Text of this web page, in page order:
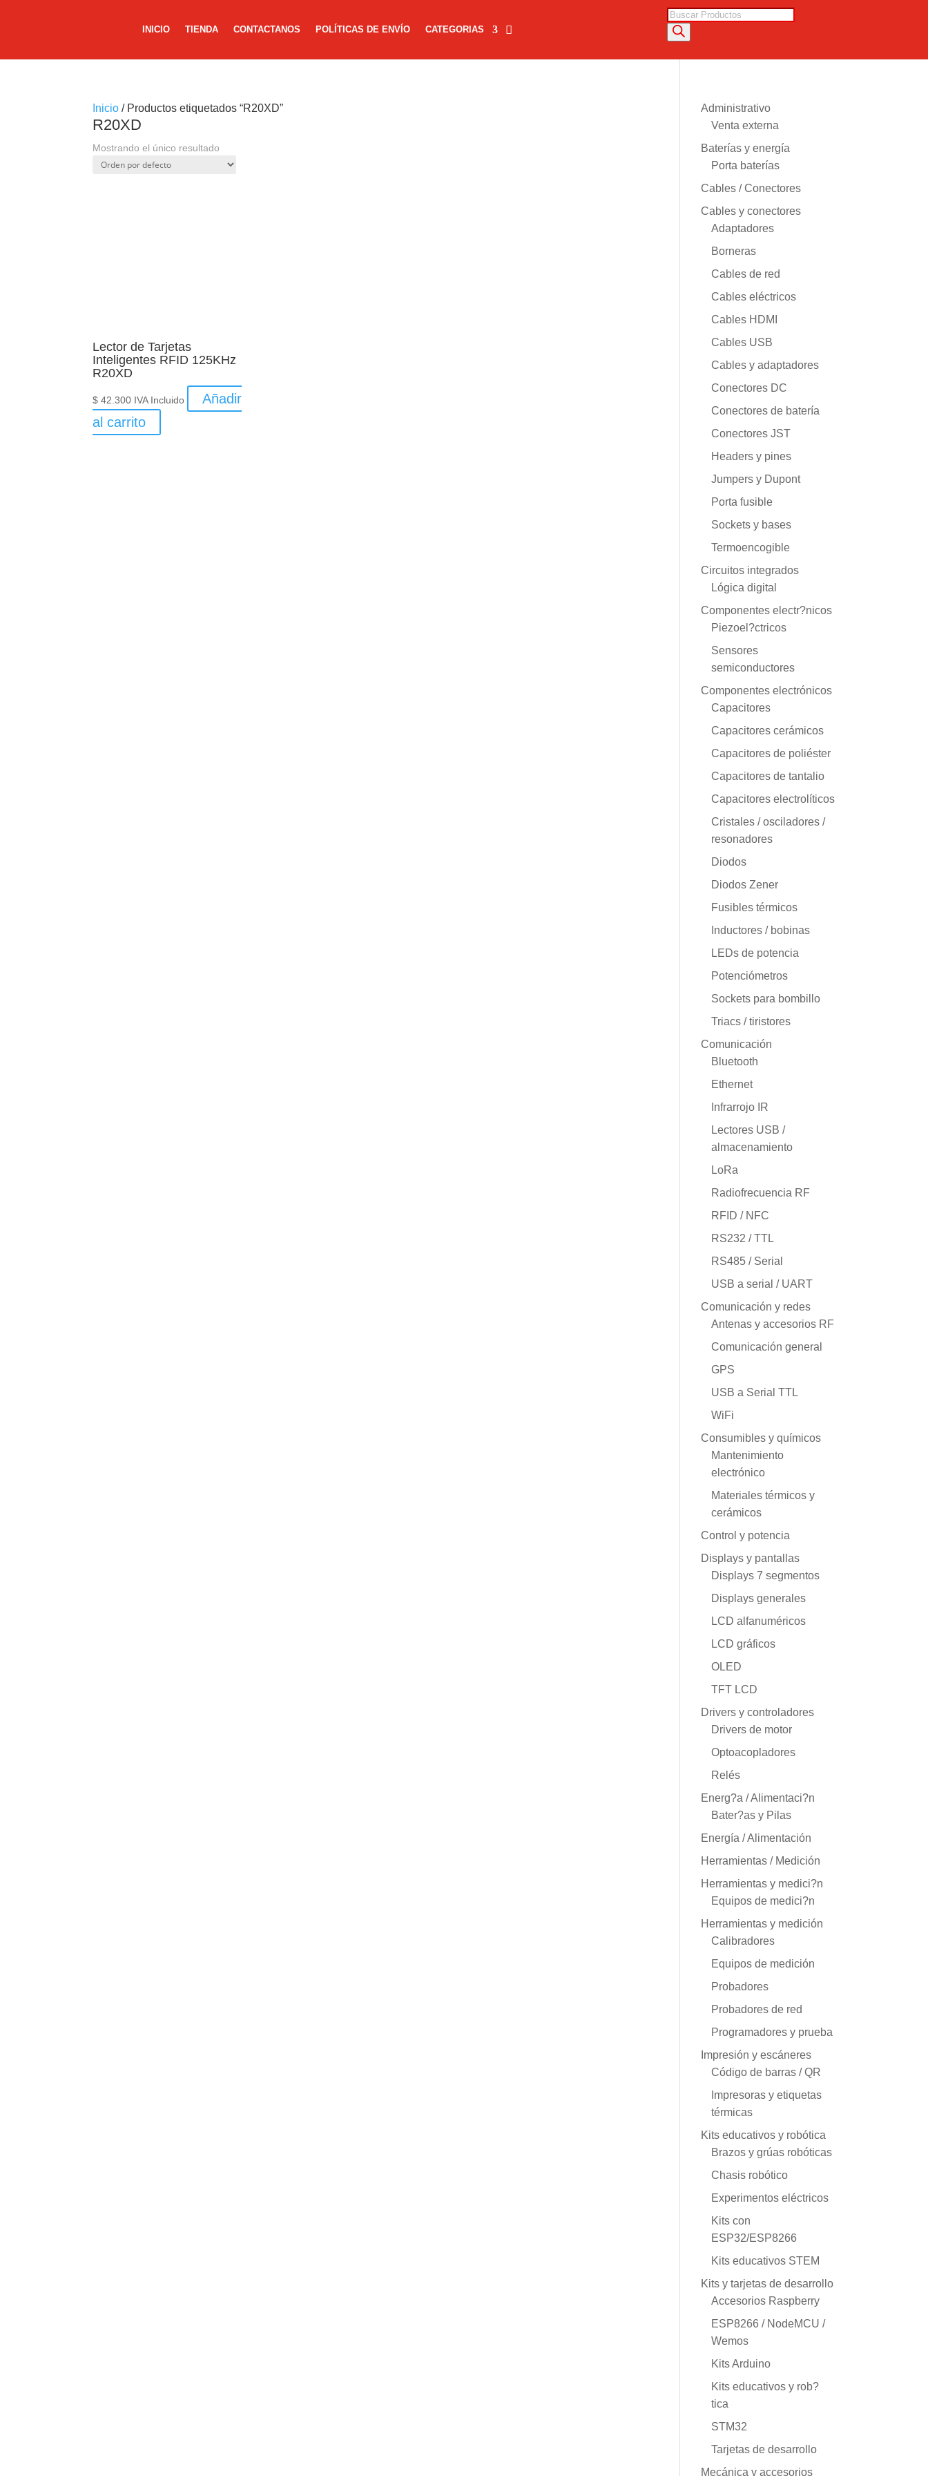
INICIO TIENDA CONTACTANOS POLÍTICAS DE ENVÍO CATEGORIAS
Búsqueda
de
Inicio / Productos etiquetados “R20XD”
R20XD
Mostrando el único resultado
Lector de Tarjetas
Inteligentes RFID 125KHz
R20XD
$ 42.300 IVA Incluido
Añadir
al carrito
Administrativo
Venta externa
Baterías y energía
Porta baterías
Cables / Conectores
Cables y conectores
Adaptadores
Borneras
Cables de red
Cables eléctricos
Cables HDMI
Cables USB
Cables y adaptadores
Conectores DC
Conectores de batería
Conectores JST
Headers y pines
Jumpers y Dupont
Porta fusible
Sockets y bases
Termoencogible
Circuitos integrados
Lógica digital
Componentes electr?nicos
Piezoel?ctricos
Sensores
semiconductores
Componentes electrónicos
Capacitores
Capacitores cerámicos
Capacitores de poliéster
Capacitores de tantalio
Capacitores electrolíticos
Cristales / osciladores /
resonadores
Diodos
Diodos Zener
Fusibles térmicos
Inductores / bobinas
LEDs de potencia
Potenciómetros
Sockets para bombillo
Triacs / tiristores
Comunicación
Bluetooth
Ethernet
Infrarrojo IR
Lectores USB /
almacenamiento
LoRa
Radiofrecuencia RF
RFID / NFC
RS232 / TTL
RS485 / Serial
USB a serial / UART
Comunicación y redes
Antenas y accesorios RF
Comunicación general
GPS
USB a Serial TTL
WiFi
Consumibles y químicos
Mantenimiento
electrónico
Materiales térmicos y
cerámicos
Control y potencia
Displays y pantallas
Displays 7 segmentos
Displays generales
LCD alfanuméricos
LCD gráficos
OLED
TFT LCD
Drivers y controladores
Drivers de motor
Optoacopladores
Relés
Energ?a / Alimentaci?n
Bater?as y Pilas
Energía / Alimentación
Herramientas / Medición
Herramientas y medici?n
Equipos de medici?n
Herramientas y medición
Calibradores
Equipos de medición
Probadores
Probadores de red
Programadores y prueba
Impresión y escáneres
Código de barras / QR
Impresoras y etiquetas
térmicas
Kits educativos y robótica
Brazos y grúas robóticas
Chasis robótico
Experimentos eléctricos
Kits con
ESP32/ESP8266
Kits educativos STEM
Kits y tarjetas de desarrollo
Accesorios Raspberry
ESP8266 / NodeMCU /
Wemos
Kits Arduino
Kits educativos y rob?
tica
STM32
Tarjetas de desarrollo
Mecánica y accesorios